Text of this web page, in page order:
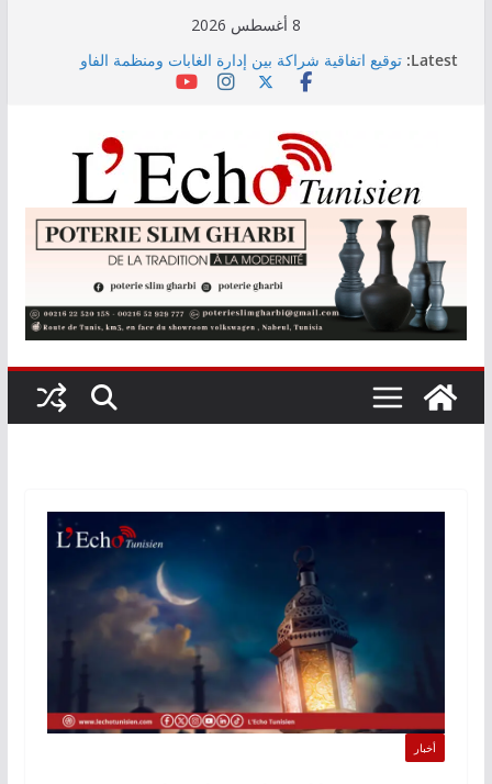
8 أغسطس 2026
Latest: توقيع اتفاقية شراكة بين إدارة الغابات ومنظمة الفاو
لاستعادة غابات الصنوبر الحلبي بالقصرين
مندوب عام حماية الطفولة يحذر
صدور دليل طاقة استيعاب الدورة النهائية للتوجيه الجامعي
2026
إلغاء سفرات دون إعلام مسبق للمسافرين: الشركة
التونسية للملاحة تنفي وتوضّح
أخبار